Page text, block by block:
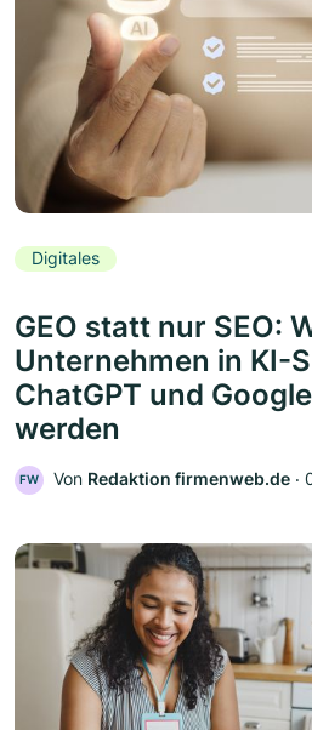
Digitales
GEO statt nur SEO:
Unternehmen in KI-
ChatGPT und
werden
FW Von Redaktion firmenweb.de ‧